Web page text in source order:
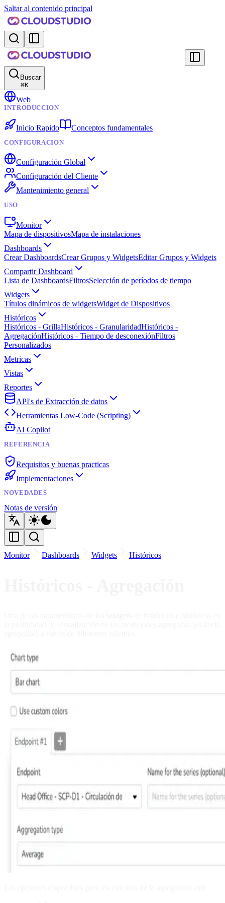
Saltar al contenido principal
Buscar
⌘K
Web
INTRODUCCION
Inicio Rapido Conceptos fundamentales
CONFIGURACION
Configuración Global
Configuración del Cliente
Mantenimiento general
USO
Monitor
Mapa de dispositivosMapa de instalaciones
Dashboards
Crear DashboardsCrear Grupos y WidgetsEditar Grupos y Widgets
Compartir Dashboard
Lista de DashboardsFiltrosSelección de períodos de tiempo
Widgets
Títulos dinámicos de widgetsWidget de Dispositivos
Históricos
Históricos - GrillaHistóricos - GranularidadHistóricos -
AgregaciónHistóricos - Tiempo de desconexiónFiltros
Personalizados
Metricas
Vistas
Reportes
API's de Extracción de datos
Herramientas Low-Code (Scripting)
AI Copilot
REFERENCIA
Requisitos y buenas practicas
Implementaciones
NOVEDADES
Notas de versión
Monitor Dashboards Widgets Históricos